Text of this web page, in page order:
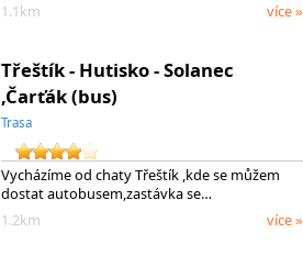
1.1km
více »
Třeštík - Hutisko - Solanec
,Čarťák (bus)
Trasa
Vycházíme od chaty Třeštík ,kde se můžem
dostat autobusem,zastávka se…
1.2km
více »